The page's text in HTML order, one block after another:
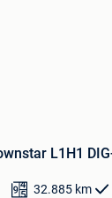
L1H1
32.885 km